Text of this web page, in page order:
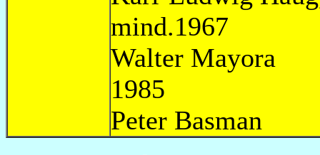
mind.1967
Walter
1985
Peter